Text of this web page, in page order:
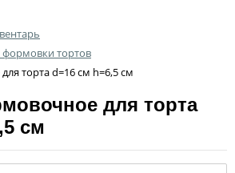
тортов
торта d=16 см h=6,5 см
для торта
см